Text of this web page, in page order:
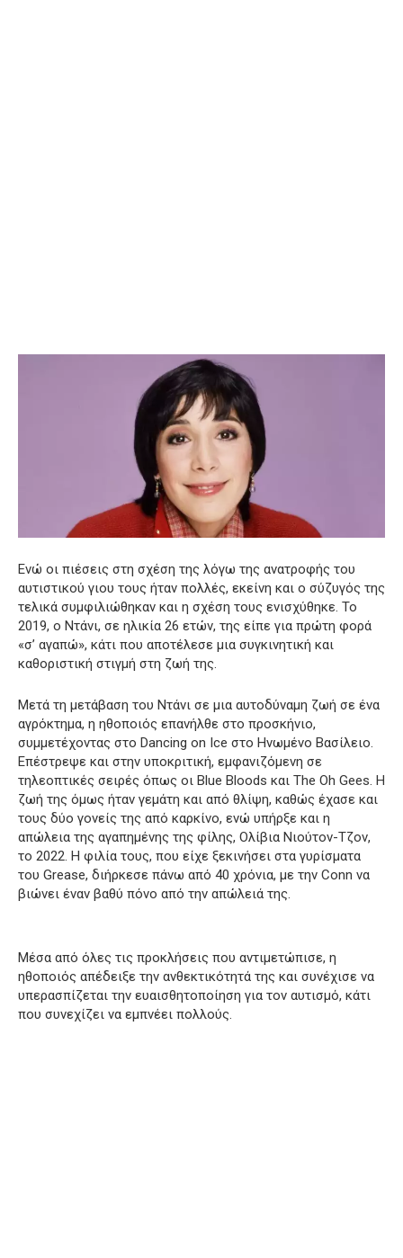
Ενώ οι πιέσεις στη σχέση της λόγω της ανατροφής του
αυτιστικού γιου τους ήταν πολλές, εκείνη και ο σύζυγός της
τελικά συμφιλιώθηκαν και η σχέση τους ενισχύθηκε. Το
2019, ο Ντάνι, σε ηλικία 26 ετών, της είπε για πρώτη φορά
«σ’ αγαπώ», κάτι που αποτέλεσε μια συγκινητική και
καθοριστική στιγμή στη ζωή της.
Μετά τη μετάβαση του Ντάνι σε μια αυτοδύναμη ζωή σε ένα
αγρόκτημα, η ηθοποιός επανήλθε στο προσκήνιο,
συμμετέχοντας στο Dancing on Ice στο Ηνωμένο Βασίλειο.
Επέστρεψε και στην υποκριτική, εμφανιζόμενη σε
τηλεοπτικές σειρές όπως οι Blue Bloods και The Oh Gees. Η
ζωή της όμως ήταν γεμάτη και από θλίψη, καθώς έχασε και
τους δύο γονείς της από καρκίνο, ενώ υπήρξε και η
απώλεια της αγαπημένης της φίλης, Ολίβια Νιούτον-Τζον,
το 2022. Η φιλία τους, που είχε ξεκινήσει στα γυρίσματα
του Grease, διήρκεσε πάνω από 40 χρόνια, με την Conn να
βιώνει έναν βαθύ πόνο από την απώλειά της.
Μέσα από όλες τις προκλήσεις που αντιμετώπισε, η
ηθοποιός απέδειξε την ανθεκτικότητά της και συνέχισε να
υπερασπίζεται την ευαισθητοποίηση για τον αυτισμό, κάτι
που συνεχίζει να εμπνέει πολλούς.